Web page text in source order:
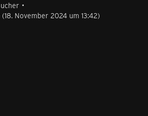
(18. November 2024 um 13:42)